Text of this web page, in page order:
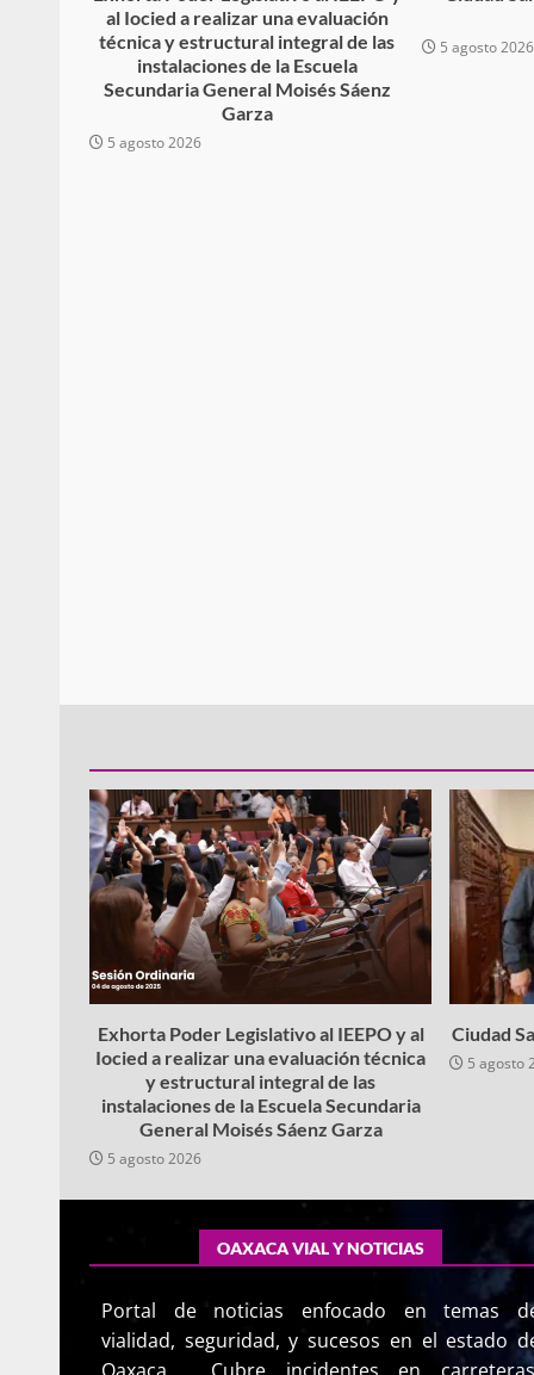
al Iocied a realizar una evaluación
técnica y estructural integral de las
instalaciones de la Escuela
Secundaria General Moisés Sáenz
Garza
5 agosto 2026
5 agosto 2026
Exhorta Poder Legislativo al IEEPO y al
Iocied a realizar una evaluación técnica
y estructural integral de las
instalaciones de la Escuela Secundaria
General Moisés Sáenz Garza
5 agosto 2026
Ciudad
5 agosto
OAXACA VIAL Y NOTICIAS
Portal de noticias enfocado en temas
vialidad, seguridad, y sucesos en el estado